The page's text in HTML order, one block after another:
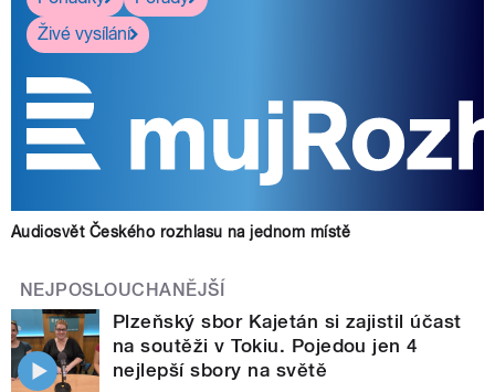
Živé vysílání
Audiosvět Českého rozhlasu na jednom místě
NEJPOSLOUCHANĚJŠÍ
Plzeňský sbor Kajetán si zajistil účast
na soutěži v Tokiu. Pojedou jen 4
nejlepší sbory na světě